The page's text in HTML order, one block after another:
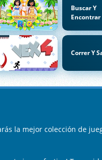
Buscar Y
Encontrar
Correr Y
la mejor colección de